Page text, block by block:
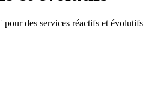
des services réactifs et évolutifs